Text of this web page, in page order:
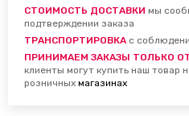
СТОИМОСТЬ ДОСТАВКИ мы
подтверждении заказа
ТРАНСПОРТИРОВКА с
ПРИНИМАЕМ ЗАКАЗЫ ТОЛЬКО
клиенты могут купить наш товар
розничных магазинах